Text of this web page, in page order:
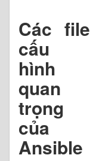
Các file
cấu
hình
quan
trọng
của
Ansible